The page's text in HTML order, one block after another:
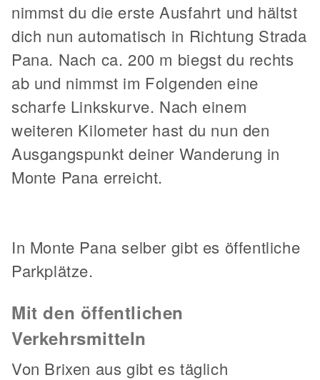
nimmst du die erste Ausfahrt und hältst
dich nun automatisch in Richtung Strada
Pana. Nach ca. 200 m biegst du rechts
ab und nimmst im Folgenden eine
scharfe Linkskurve. Nach einem
weiteren Kilometer hast du nun den
Ausgangspunkt deiner Wanderung in
Monte Pana erreicht.
In Monte Pana selber gibt es öffentliche
Parkplätze.
Mit den öffentlichen
Verkehrsmitteln
Von Brixen aus gibt es täglich